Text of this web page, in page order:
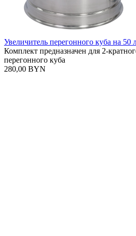
Увеличитель перегонного куба на 50
Комплект предназначен для 2-
перегонного куба
280,00 BYN